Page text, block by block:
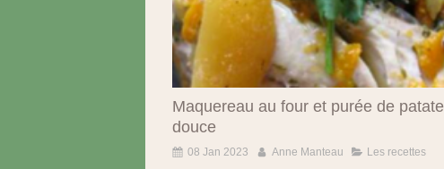
Maquereau au four et purée de patate
douce
08 Jan 2023 Anne Manteau Les recettes